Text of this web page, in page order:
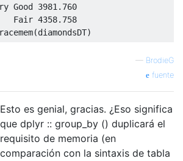
Good 3981.760
Fair 4358.758
— BrodieG
fuente
Esto es genial, gracias. ¿Eso significa
que dplyr :: group_by () duplicará el
requisito de memoria (en
comparación con la sintaxis de tabla